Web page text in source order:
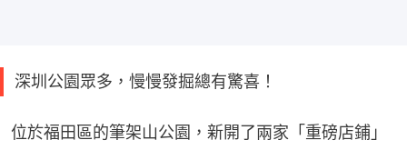
深圳公園眾多，慢慢發掘總有驚喜！
位於福田區的筆架山公園，新開了兩家「重磅店鋪」